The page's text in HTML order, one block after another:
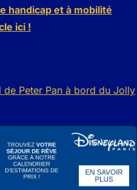
handicap et à mobilité
ici !